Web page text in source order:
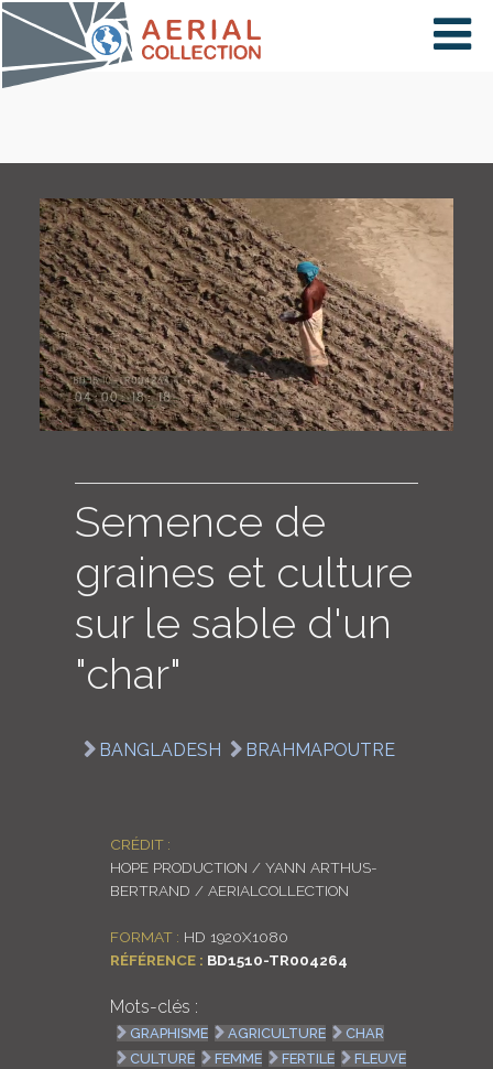
×
PAYS
CARTE
COLLECTIONS
ENGLISH
Semence de
graines et culture
sur le sable d'un
"char"
BANGLADESH BRAHMAPOUTRE
CRÉDIT :
HOPE PRODUCTION / YANN ARTHUS-
BERTRAND / AERIALCOLLECTION
FORMAT : HD 1920X1080
RÉFÉRENCE : BD1510-TR004264
Mots-clés :
GRAPHISME AGRICULTURE
CHAR
CULTURE
FEMME FERTILE
FLEUVE